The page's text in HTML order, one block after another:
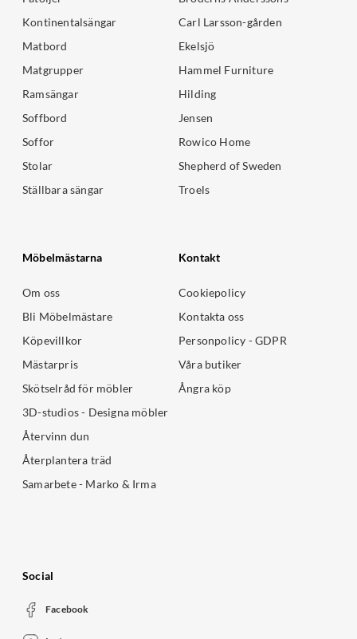
Kontinentalsängar
Matbord
Matgrupper
Ramsängar
Soffbord
Soffor
Stolar
Ställbara sängar
Carl Larsson-gården
Ekelsjö
Hammel Furniture
Hilding
Jensen
Rowico Home
Shepherd of Sweden
Troels
Möbelmästarna
Om oss
Bli Möbelmästare
Köpevillkor
Mästarpris
Skötselråd för möbler
3D-studios - Designa möbler
Återvinn dun
Återplantera träd
Samarbete - Marko & Irma
Kontakt
Cookiepolicy
Kontakta oss
Personpolicy - GDPR
Våra butiker
Ångra köp
Social
Facebook